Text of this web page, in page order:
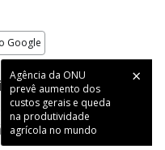
Google
Agência da ONU
prevê aumento dos
custos gerais e queda
na produtividade
agrícola no mundo
e os tons de
de girassol.
tão é importante